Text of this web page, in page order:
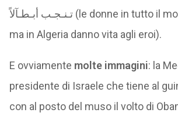
تـنـجـب أبـطـآلاً (le donne in tutto il mondo fanno figli,
ma in Algeria danno vita agli eroi).
E ovviamente molte immagini: la
presidente di Israele che tiene al
con al posto del muso il volto di